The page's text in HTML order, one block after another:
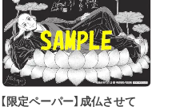
【限定ペーパー】成仏させて